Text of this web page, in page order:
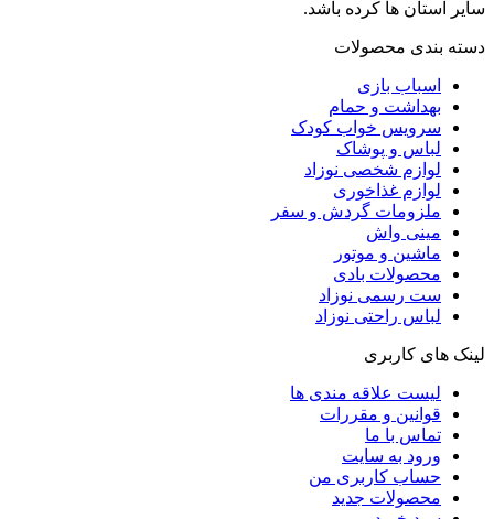
سایر استان ها کرده باشد.
دسته بندی محصولات
اسباب بازی
بهداشت و حمام
سرویس خواب کودک
لباس و پوشاک
لوازم شخصی نوزاد
لوازم غذاخوری
ملزومات گردش و سفر
مینی واش
ماشین و موتور
محصولات بادی
ست رسمی نوزاد
لباس راحتی نوزاد
لینک های کاربری
لیست علاقه مندی ها
قوانین و مقررات
تماس با ما
ورود به سایت
حساب کاربری من
محصولات جدید